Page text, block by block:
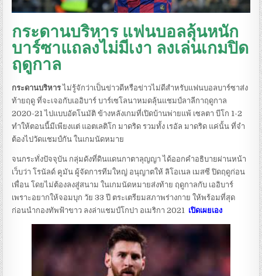
กระดานบริหาร แฟนบอลลุ้นหนัก
บาร์ซาแถลงไม่มีเงา ลงเล่นเกมปิด
ฤดูกาล
กระดานบริหารไม่รู้จักว่าเป็นข่าวดีหรือข่าวไม่ดีสำหรับแฟนบอลบาร์ซาส่ง
ท้ายฤดู ที่จะเจอกับเออิบาร์ บาร์เซโลนาหมดลุ้นแชมป์ลาลีกาฤดูกาล
2020-21 ไปแบบอัตโนมัติ ข้างหลังเกมที่เปิดบ้านพ่ายแพ้ เซลตา บีโก 1-2
ทำให้ตอนนี้มีเพียงแต่ แอตเลติโก มาดริด รวมทั้ง เรอัล มาดริด แค่นั้น ที่จำ
ต้องไปวัดแชมป์กัน ในเกมนัดหมาย
จนกระทั่งปัจจุบัน กลุ่มดังที่ดินแดนกาตาลุญญา ได้ออกคำอธิบายผ่านหน้า
เว็บว่า โรนัลด์ คูมัน ผู้จัดการทีมใหญ่ อนุญาตให้ ลิโอเนล เมสซี ปิดฤดูก่อน
เพื่อน โดยไม่ต้องลงสู่สนาม ในเกมนัดหมายส่งท้าย ฤดูกาลกับ เออิบาร์
เพราะอยากให้จอมบุก วัย 33 ปี ตระเตรียมสภาพร่างกาย ให้พร้อมที่สุด
ก่อนนำกองทัพฟ้าขาว ลงล่าแชมป์โกปา อเมริกา 2021 เปิดเผยเอง